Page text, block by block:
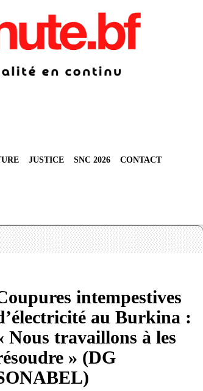
JUSTICE SNC 2026 CONTACT
intempestives
au Burkina :
Nous travaillons à les
» (DG